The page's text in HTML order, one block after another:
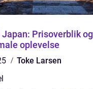
Japan: Prisoverblik
oplevelse
Toke Larsen